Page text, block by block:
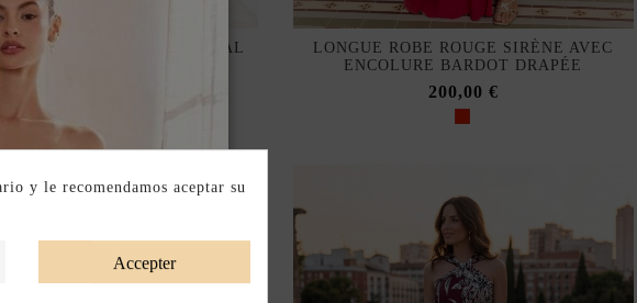
Rupture de stock
BEIGE À IMPRIMÉ FLORAL
ENCOLURE BARDOT
LONGUE ROBE ROUGE SIRÈNE AVEC
ENCOLURE BARDOT DRAPÉE
200,00 €
y le recomendamos aceptar su
Accepter